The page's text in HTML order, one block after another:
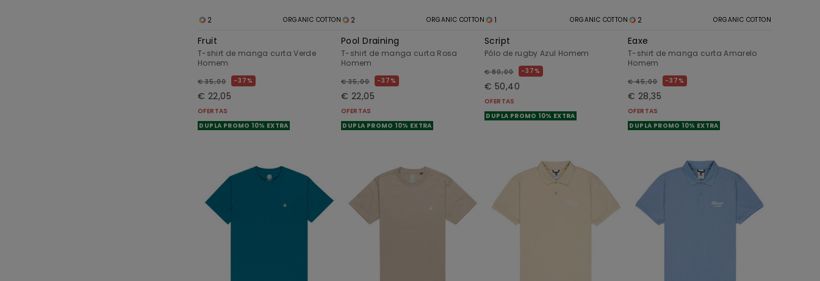
2 ORGANIC COTTON
Fruit
T-shirt de manga curta Verde
Homem
€ 35,00 37%
€ 22,05
OFERTAS
DUPLA PROMO 10% EXTRA
2 ORGANIC COTTON
Pool Draining
T-shirt de manga curta Rosa
Homem
€ 35,00 37%
€ 22,05
OFERTAS
DUPLA PROMO 10% EXTRA
1 ORGANIC COTTON
Script
Pólo de rugby Azul Homem
€ 80,00 37%
€ 50,40
OFERTAS
DUPLA PROMO 10% EXTRA
2 ORGANIC COTTON
Eaxe
T-shirt de manga curta Amarelo
Homem
€ 45,00 37%
€ 28,35
OFERTAS
DUPLA PROMO 10% EXTRA